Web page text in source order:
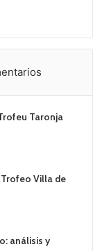
Taronja
Villa de
análisis y